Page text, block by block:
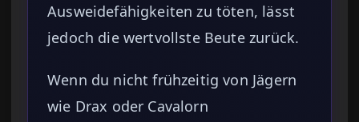
Ausweidefähigkeiten zu töten, lässt
jedoch die wertvollste Beute zurück.
Wenn du nicht frühzeitig von Jägern
wie Drax oder Cavalorn